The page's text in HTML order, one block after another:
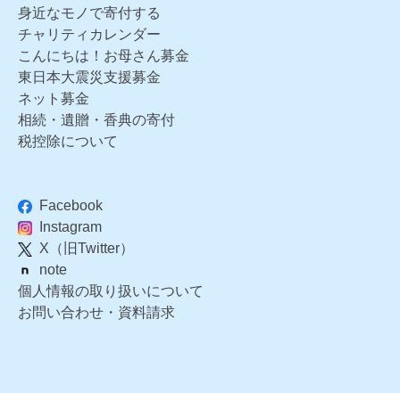
身近なモノで寄付する
チャリティカレンダー
こんにちは！お母さん募金
東日本大震災支援募金
ネット募金
相続・遺贈・香典の寄付
税控除について
Facebook
Instagram
X（旧Twitter）
note
個人情報の取り扱いについて
お問い合わせ・資料請求